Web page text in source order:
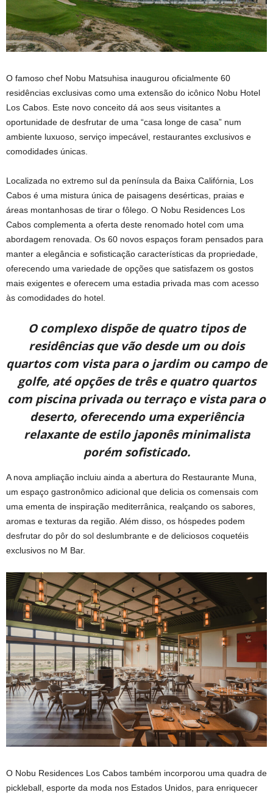
O famoso chef Nobu Matsuhisa inaugurou oficialmente 60
residências exclusivas como uma extensão do icônico Nobu Hotel
Los Cabos. Este novo conceito dá aos seus visitantes a
oportunidade de desfrutar de uma “casa longe de casa” num
ambiente luxuoso, serviço impecável, restaurantes exclusivos e
comodidades únicas.
Localizada no extremo sul da península da Baixa Califórnia, Los
Cabos é uma mistura única de paisagens desérticas, praias e
áreas montanhosas de tirar o fôlego. O Nobu Residences Los
Cabos complementa a oferta deste renomado hotel com uma
abordagem renovada. Os 60 novos espaços foram pensados ​​para
manter a elegância e sofisticação características da propriedade,
oferecendo uma variedade de opções que satisfazem os gostos
mais exigentes e oferecem uma estadia privada mas com acesso
às comodidades do hotel.
O complexo dispõe de quatro tipos de
residências que vão desde um ou dois
quartos com vista para o jardim ou campo de
golfe, até opções de três e quatro quartos
com piscina privada ou terraço e vista para o
deserto, oferecendo uma experiência
relaxante de estilo japonês minimalista
porém sofisticado.
A nova ampliação incluiu ainda a abertura do Restaurante Muna,
um espaço gastronômico adicional que delicia os comensais com
uma ementa de inspiração mediterrânica, realçando os sabores,
aromas e texturas da região. Além disso, os hóspedes podem
desfrutar do pôr do sol deslumbrante e de deliciosos coquetéis
exclusivos no M Bar.
O Nobu Residences Los Cabos também incorporou uma quadra de
pickleball, esporte da moda nos Estados Unidos, para enriquecer